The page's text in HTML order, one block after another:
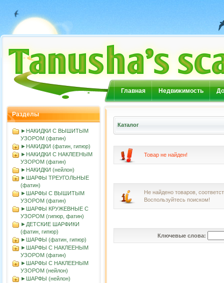
Главная Недвижимость
Разделы
►НАКИДКИ С ВЫШИТЫМ
УЗОРОМ (фатин)
►НАКИДКИ (фатин, гипюр)
►НАКИДКИ С НАКЛЕЕНЫМ
УЗОРОМ (фатин)
►НАКИДКИ (нейлон)
►ШАРФЫ ТРЕУГОЛЬНЫЕ
(фатин)
►ШАРФЫ С ВЫШИТЫМ
УЗОРОМ (фатин)
►ШАРФЫ КРУЖЕВНЫЕ С
УЗОРОМ (гипюр, фатин)
►ДЕТСКИЕ ШАРФИКИ
(фатин, гипюр)
►ШАРФЫ (фатин, гипюр)
►ШАРФЫ С НАКЛЕЕНЫМ
УЗОРОМ (фатин)
►ШАРФЫ С НАКЛЕЕНЫМ
УЗОРОМ (нейлон)
►ШАРФЫ (нейлон)
Каталог
Товар не найден!
Не найдено товаров,
Воспользуйтесь поиском!
Ключевые слова: